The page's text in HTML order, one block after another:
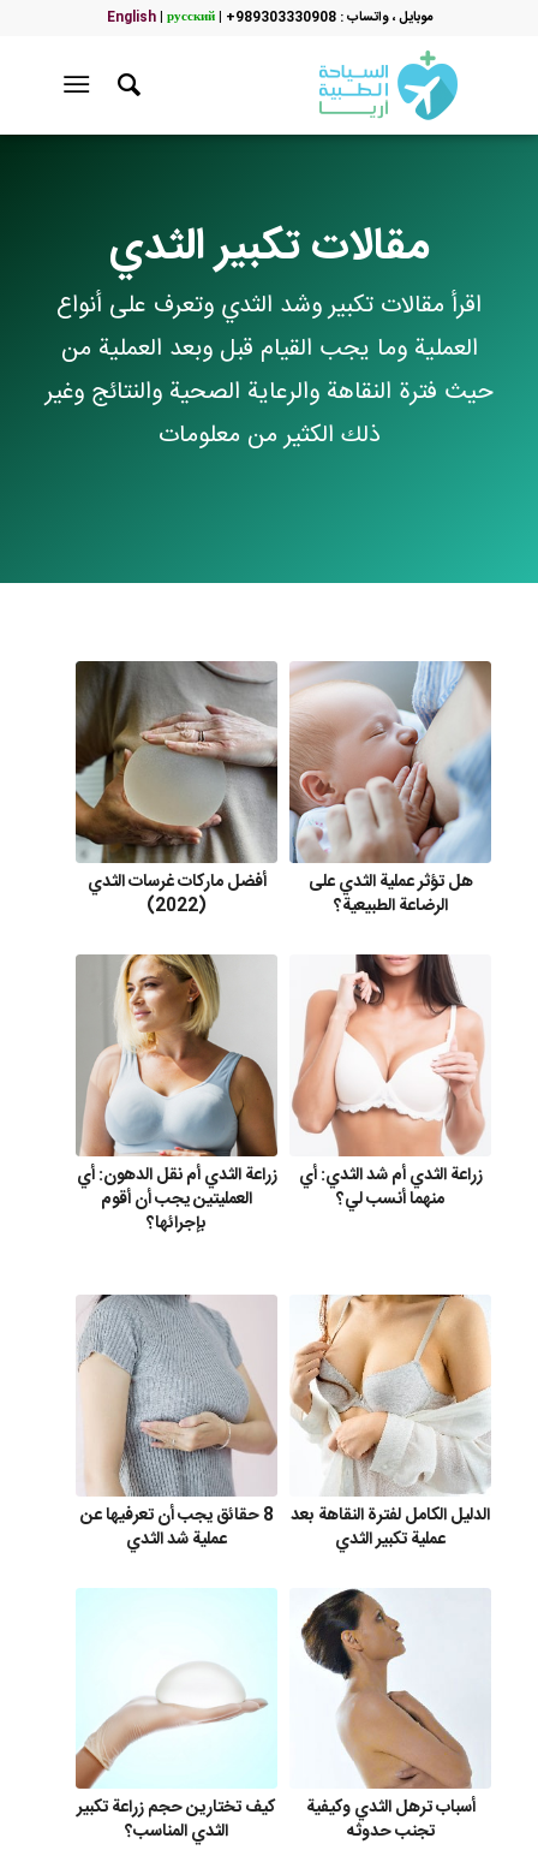
موبایل ، واتساب : 989303330908+ |
English| русский
مقالات تكبير الثدي
اقرأ مقالات تكبير وشد الثدي وتعرف على أنواع
العملية وما يجب القيام قبل وبعد العملية من
حيث فترة النقاهة والرعاية الصحية والنتائج وغير
ذلك الكثير من معلومات
هل تؤثر عملية الثدي على
الرضاعة الطبيعية؟
أفضل ماركات غرسات الثدي
(2022)
زراعة الثدي أم شد الثدي: أي
منهما أنسب لي؟
زراعة الثدي أم نقل الدهون: أي
العمليتين يجب أن أقوم
بإجرائها؟
الدليل الكامل لفترة النقاهة بعد
عملية تكبير الثدي
8 حقائق يجب أن تعرفيها عن
عملية شد الثدي
أسباب ترهل الثدي وكيفية
تجنب حدوثه
كيف تختارين حجم زراعة تكبير
الثدي المناسب؟